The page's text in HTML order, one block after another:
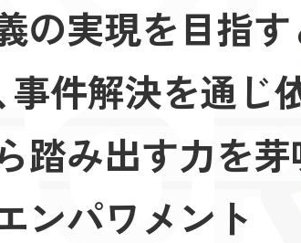
の実現を目指す
事件解決を通じ
踏み出す力を
ンパワメント